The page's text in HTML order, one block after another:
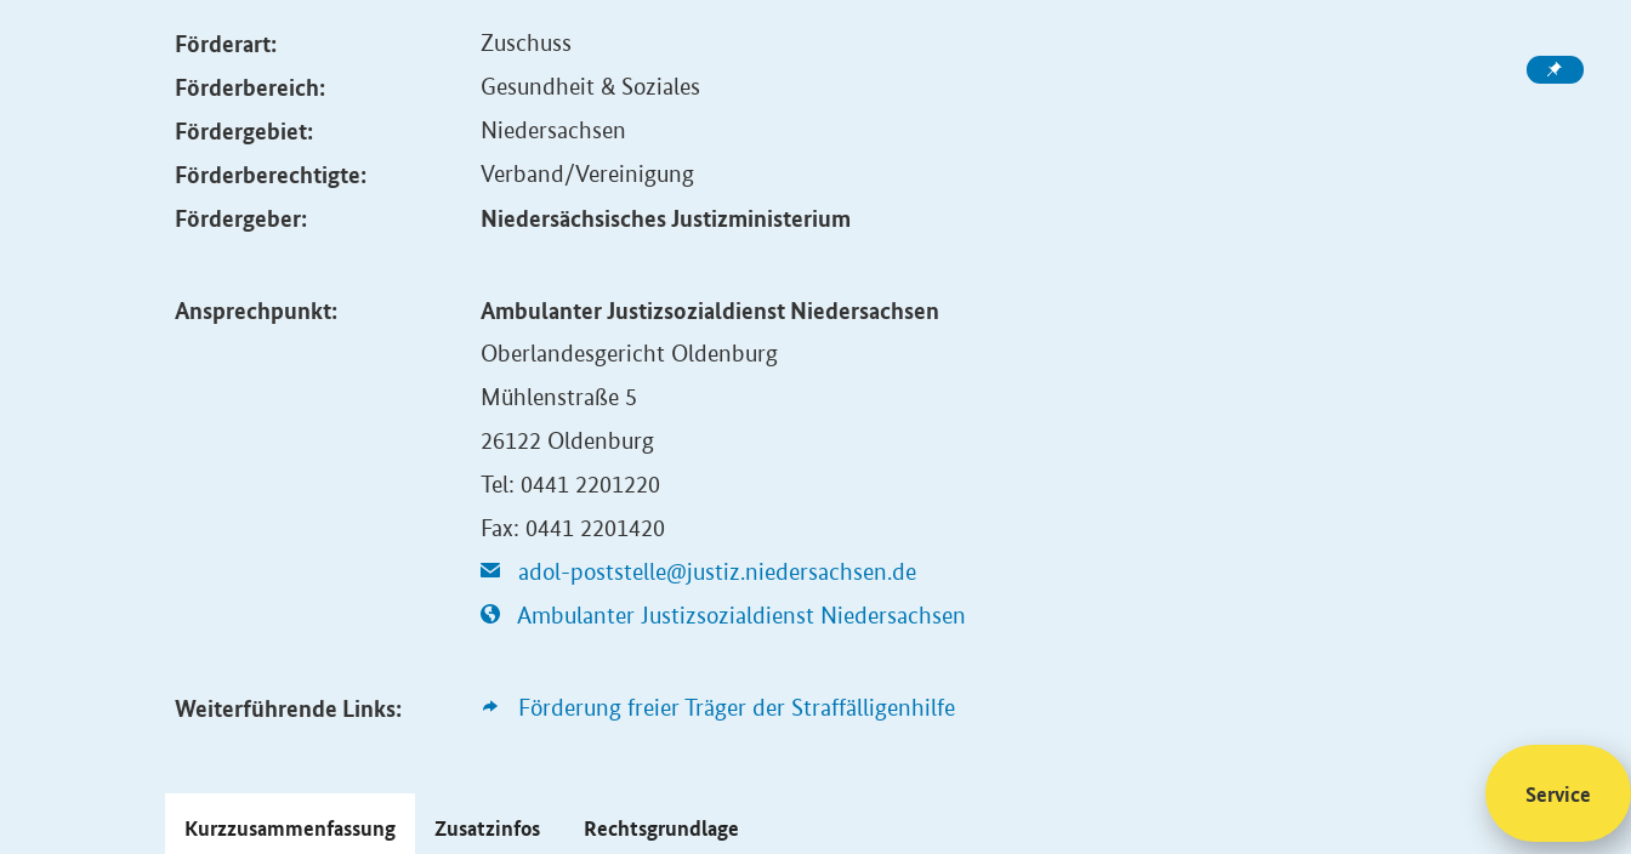
Förderart: Zuschuss
Förderbereich: Gesundheit & Soziales
Fördergebiet: Niedersachsen
Förderberechtigte: Verband/Vereinigung
Fördergeber: Niedersächsisches Justizministerium
Ansprechpunkt: Ambulanter Justizsozialdienst Niedersachsen
Oberlandesgericht Oldenburg
Mühlenstraße 5
26122 Oldenburg
Tel: 0441 2201220
Fax: 0441 2201420
adol-poststelle@justiz.niedersachsen.de
Ambulanter Justizsozialdienst Niedersachsen
Weiterführende Links: Förderung freier Träger der Straffälligenhilfe
Kurzzusammenfassung Zusatzinfos Rechtsgrundlage
Service